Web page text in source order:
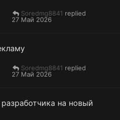
27 Май 2026
Soredmg8841
27 Май 2026
Soredmg8841
на новый